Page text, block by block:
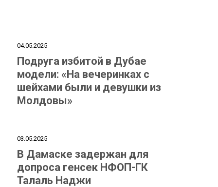
04.05.2025
Подруга избитой в Дубае
модели: «На вечеринках с
шейхами были и девушки из
Молдовы»
03.05.2025
В Дамаске задержан для
допроса генсек НФОП-ГК
Талаль Наджи